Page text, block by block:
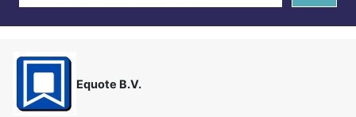
Equote B.V.